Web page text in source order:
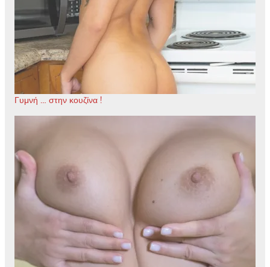
Γυμνή … στην κουζίνα !